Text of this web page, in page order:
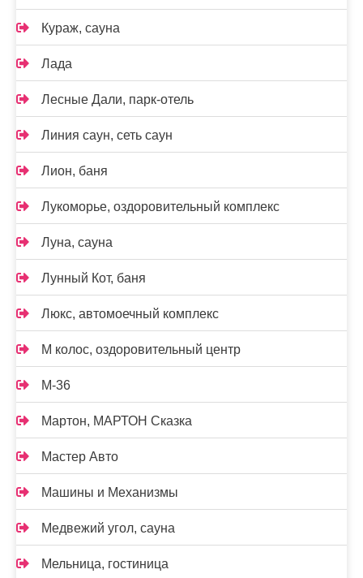
Кураж, сауна
Лада
Лесные Дали, парк-отель
Линия саун, сеть саун
Лион, баня
Лукоморье, оздоровительный комплекс
Луна, сауна
Лунный Кот, баня
Люкс, автомоечный комплекс
М колос, оздоровительный центр
М-36
Мартон, МАРТОН Сказка
Мастер Авто
Машины и Механизмы
Медвежий угол, сауна
Мельница, гостиница